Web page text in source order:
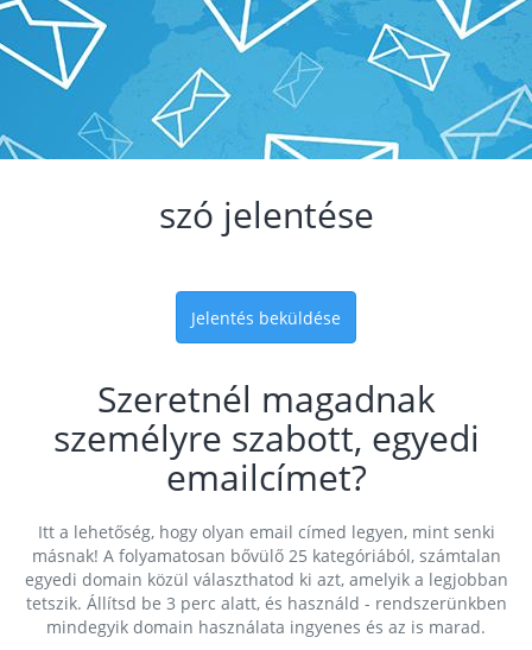
szó jelentése
Jelentés beküldése
Szeretnél magadnak
személyre szabott, egyedi
emailcímet?
Itt a lehetőség, hogy olyan email címed legyen, mint senki
másnak! A folyamatosan bővülő 25 kategóriából, számtalan
egyedi domain közül választhatod ki azt, amelyik a legjobban
tetszik. Állítsd be 3 perc alatt, és használd - rendszerünkben
mindegyik domain használata ingyenes és az is marad.